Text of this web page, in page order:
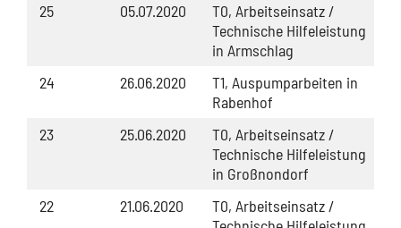
25
05.07.2020
T0, Arbeitseinsatz /
Technische Hilfeleistung
in Armschlag
24
26.06.2020
T1, Auspumparbeiten in
Rabenhof
23
25.06.2020
T0, Arbeitseinsatz /
Technische Hilfeleistung
in Großnondorf
22
21.06.2020
T0, Arbeitseinsatz /